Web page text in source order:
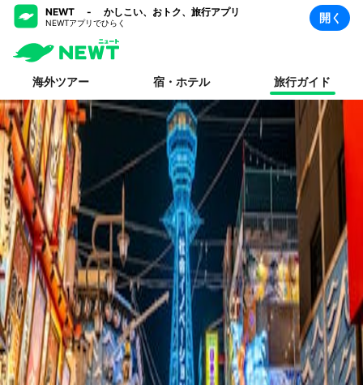
NEWT - かしこい、おトク、旅行アプリ
NEWTアプリでひらく 開く
海外ツアー 宿・ホテル 旅行ガイド